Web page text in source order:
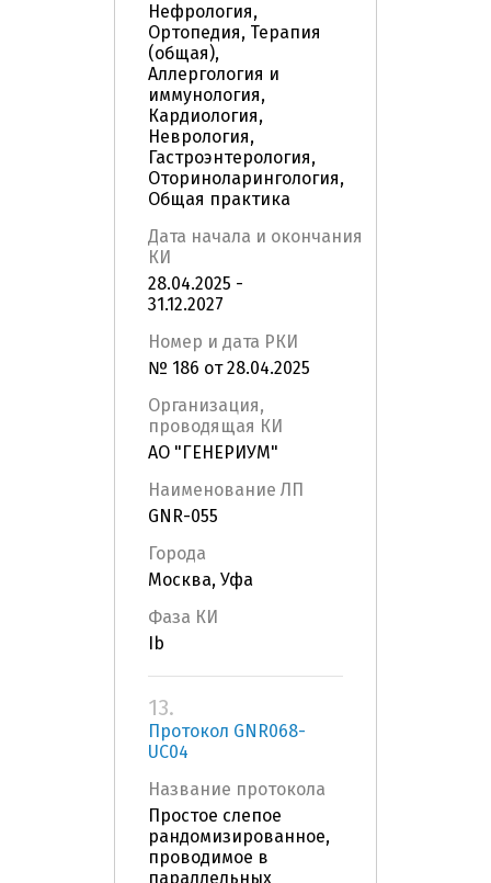
Нефрология,
Ортопедия, Терапия
(общая),
Аллергология и
иммунология,
Кардиология,
Неврология,
Гастроэнтерология,
Оториноларингология,
Общая практика
Дата начала и окончания
КИ
28.04.2025 -
31.12.2027
Номер и дата РКИ
№ 186 от 28.04.2025
Организация,
проводящая КИ
АО "ГЕНЕРИУМ"
Наименование ЛП
GNR-055
Города
Москва, Уфа
Фаза КИ
Ib
13.
Протокол GNR068-
UC04
Название протокола
Простое слепое
рандомизированное,
проводимое в
параллельных